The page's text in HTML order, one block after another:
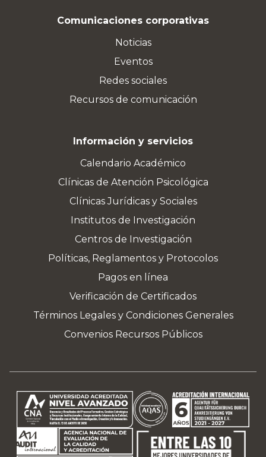
Comunicaciones corporativas
Noticias
Eventos
Redes sociales
Recursos de comunicación
Información y servicios
Calendario Académico
Clínicas de Atención Psicológica
Clínicas Jurídicas y Sociales
Institutos de Investigación
Centros de Investigación
Políticas, Reglamentos y Protocolos
Pagos en línea
Verificación de Certificados
Términos Legales y Condiciones Generales
Convenios Recursos Públicos